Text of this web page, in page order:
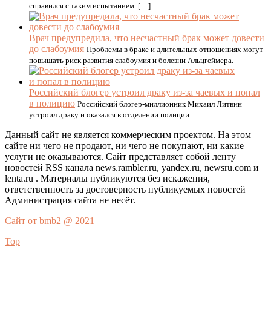
справился с таким испытанием. […]
Врач предупредила, что несчастный брак может довести
до слабоумия Проблемы в браке и длительных отношениях могут
повышать риск развития слабоумия и болезни Альцгеймера.
Российский блогер устроил драку из-за чаевых и попал
в полицию Российский блогер-миллионник Михаил Литвин
устроил драку и оказался в отделении полиции.
Данный сайт не является коммерческим проектом. На этом
сайте ни чего не продают, ни чего не покупают, ни какие
услуги не оказываются. Сайт представляет собой ленту
новостей RSS канала news.rambler.ru, yandex.ru, newsru.com и
lenta.ru . Материалы публикуются без искажения,
ответственность за достоверность публикуемых новостей
Администрация сайта не несёт.
Сайт от bmb2 @ 2021
Top